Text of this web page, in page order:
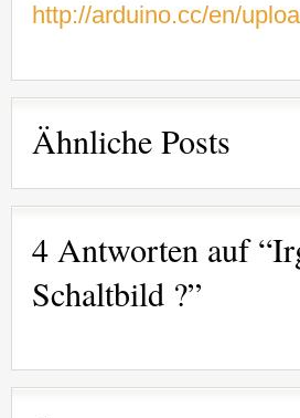
http://arduino.cc/en/
Ähnliche Posts
4 Antworten auf
Schaltbild ?”